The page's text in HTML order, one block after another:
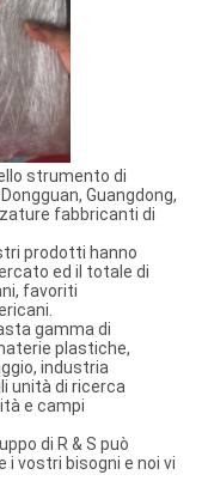
strumento di
Guangdong,
fabbricanti di
prodotti hanno
ed il totale di
favoriti
gamma di
plastiche,
industria
unità di ricerca
e campi
di R & S può
i vostri bisogni e noi vi